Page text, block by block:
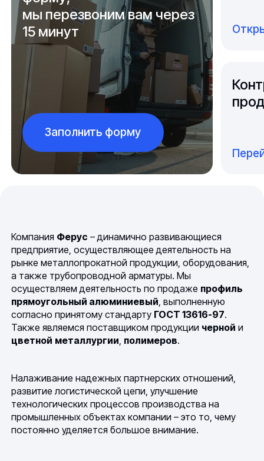
мы перезвоним вам через
15 минут
Заполнить форму
Компания Ферус – динамично развивающиеся
предприятие, осуществляющее деятельность на
рынке металлопрокатной продукции, оборудования,
а также трубопроводной арматуры. Мы
осуществляем деятельность по продаже профиль
прямоугольный алюминиевый, выполненную
согласно принятому стандарту ГОСТ 13616-97.
Также являемся поставщиком продукции черной и
цветной металлургии, полимеров.
Налаживание надежных партнерских отношений,
развитие логистической цепи, улучшение
технологических процессов производства на
промышленных объектах компании – это то, чему
постоянно уделяется большое внимание.